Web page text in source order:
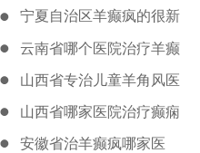
宁夏自治区羊癫疯的很新
治疗医院
云南省哪个医院治疗羊癫
疯好
山西省专治儿童羊角风医
院
山西省哪家医院治疗癫痫
病
安徽省治羊癫疯哪家医